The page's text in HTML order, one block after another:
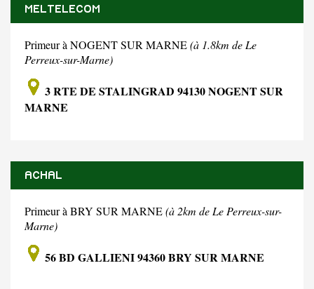
MELTELECOM
Primeur à NOGENT SUR MARNE(à 1.8km de Le
Perreux-sur-Marne)
3 RTE DE STALINGRAD 94130 NOGENT SUR
MARNE
ACHAL
Primeur à BRY SUR MARNE(à 2km de Le Perreux-sur-
Marne)
56 BD GALLIENI 94360 BRY SUR MARNE